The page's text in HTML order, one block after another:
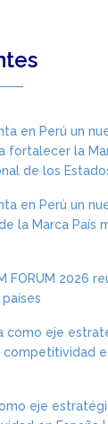
en Perú un
fortalecer la
de los
en Perú un
la Marca País
FORUM 2026
como eje
eje